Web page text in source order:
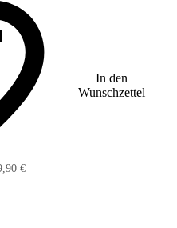
In den
Wunschzettel
€